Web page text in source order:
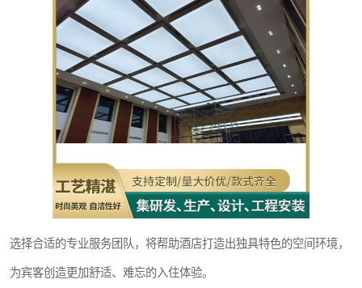
选择合适的专业服务团队，将帮助酒店打造出独具特色的空间环境，
为宾客创造更加舒适、难忘的入住体验。